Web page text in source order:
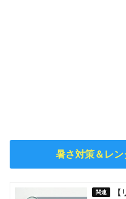
暑さ対策＆レ